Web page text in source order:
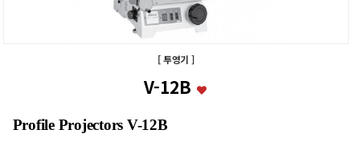
[ 투영기 ]
V-12B
Profile Projectors V-12B